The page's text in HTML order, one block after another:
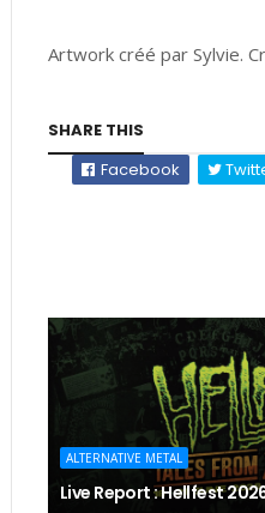
Artwork créé par Sylvie.
SHARE THIS
Facebook
ALTERNATIVE METAL
Live Report : Hellfest